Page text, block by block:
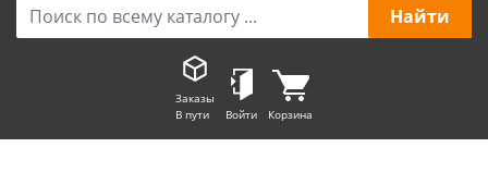
Заказы
В пути
Войти Корзина